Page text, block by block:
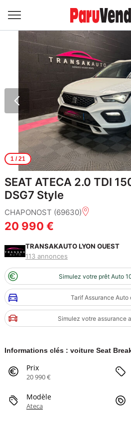
1/ 21
SEAT ATECA 2.0 TDI
DSG7 Style
CHAPONOST (69630)
20 990 €
TRANSAKAUTO LYON OUEST
113 annonces
Simulez votre prêt Auto
Tarif Assurance Auto
Simulez votre assurance
Informations clés : voiture Seat
Prix
20 990 €
Modèle
Ateca